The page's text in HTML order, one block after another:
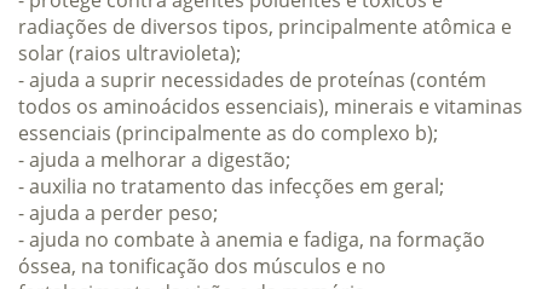
radiações de diversos tipos, principalmente atômica e
solar (raios ultravioleta);
- ajuda a suprir necessidades de proteínas (contém
todos os aminoácidos essenciais), minerais e vitaminas
essenciais (principalmente as do complexo b);
- ajuda a melhorar a digestão;
- auxilia no tratamento das infecções em geral;
- ajuda a perder peso;
- ajuda no combate à anemia e fadiga, na formação
óssea, na tonificação dos músculos e no